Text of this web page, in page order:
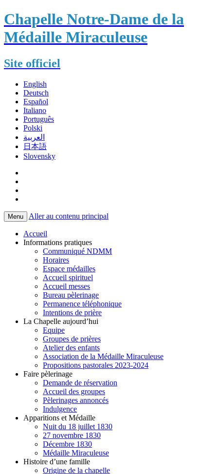
Chapelle Notre-Dame de la
Médaille Miraculeuse
Site officiel
English
Deutsch
Español
Italiano
Português
Polski
العربية
日本語
Slovensky
Menu Aller au contenu principal
Accueil
Informations pratiques
Communiqué NDMM
Horaires
Espace médailles
Accueil spirituel
Accueil messes
Bureau pèlerinage
Permanence téléphonique
Intentions de prière
La Chapelle aujourd’hui
Equipe
Groupes de prières
Atelier des enfants
Association de la Médaille Miraculeuse
Propositions pastorales 2023-2024
Faire pèlerinage
Demande de réservation
Accueil des groupes
Pèlerinages annoncés
Indulgence
Apparitions et Médaille
Nuit du 18 juillet 1830
27 novembre 1830
Décembre 1830
Médaille Miraculeuse
Histoire d’une famille
Origine de la chapelle